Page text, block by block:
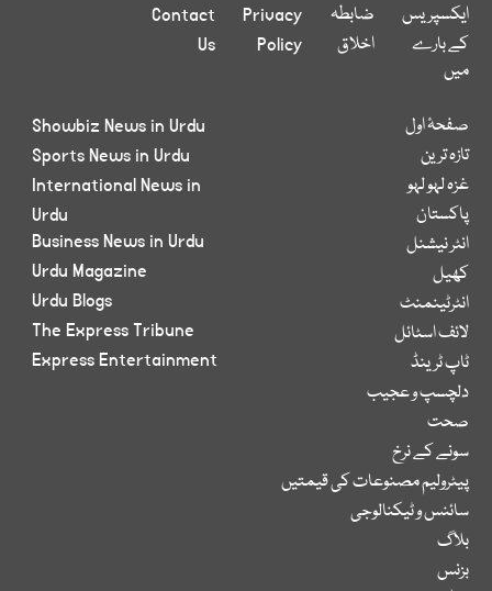
ایکسپریس
کے بارے
میں
ضابطہ
اخلاق
Privacy
Policy
Contact
Us
صفحۂ اول
تازہ ترین
غزہ لہو لہو
پاکستان
انٹر نیشنل
کھیل
انٹرٹینمنٹ
لائف اسٹائل
ٹاپ ٹرینڈ
دلچسپ و عجیب
صحت
سونے کے نرخ
پیٹرولیم مصنوعات کی قیمتیں
سائنس و ٹیکنالوجی
بلاگ
بزنس
Showbiz News in Urdu
Sports News in Urdu
International News in
Urdu
Business News in Urdu
Urdu Magazine
Urdu Blogs
The Express Tribune
Express Entertainment